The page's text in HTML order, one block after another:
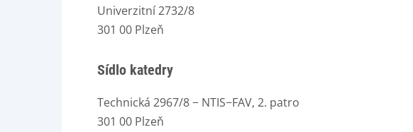
Univerzitní 2732/8
301 00 Plzeň
Sídlo katedry
Technická 2967/8 − NTIS−FAV, 2. patro
301 00 Plzeň